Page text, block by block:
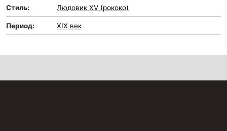
Стиль: Людовик XV (рококо)
Период: XIX век